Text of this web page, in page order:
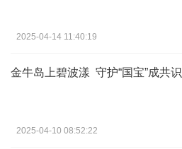
2025-04-14 11:40:19
金牛岛上碧波漾 守护“国宝”成共识
2025-04-10 08:52:22